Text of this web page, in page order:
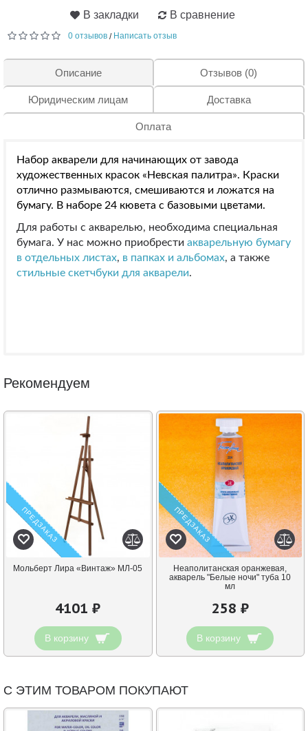
В закладки В сравнение
0 отзывов / Написать отзыв
Описание Отзывов (0)
Юридическим лицам Доставка
Оплата
Набор акварели для начинающих от завода
художественных красок «Невская палитра». Краски
отлично размываются, смешиваются и ложатся на
бумагу. В наборе 24 кювета с базовыми цветами.
Для работы с акварелью, необходима специальная
бумага. У нас можно приобрести акварельную бумагу
в отдельных листах, в папках и альбомах, а также
стильные скетчбуки для акварели.
Рекомендуем
ПРЕДЗАКАЗ
Мольберт Лира «Винтаж» МЛ-05
4101 ₽
В корзину
ПРЕДЗАКАЗ
Неаполитанская оранжевая,
акварель "Белые ночи" туба 10
мл
258 ₽
В корзину
С ЭТИМ ТОВАРОМ ПОКУПАЮТ